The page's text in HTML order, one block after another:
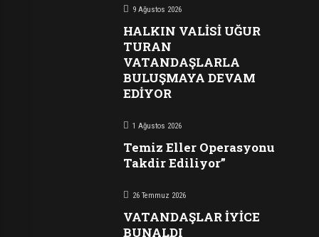
9 Ağustos 2026
HALKIN VALİSİ UĞUR
TURAN
VATANDAŞLARLA
BULUŞMAYA DEVAM
EDİYOR
1 Ağustos 2026
Temiz Eller Operasyonu
Takdir Ediliyor”
26 Temmuz 2026
VATANDAŞLAR İYİCE
BUNALDI